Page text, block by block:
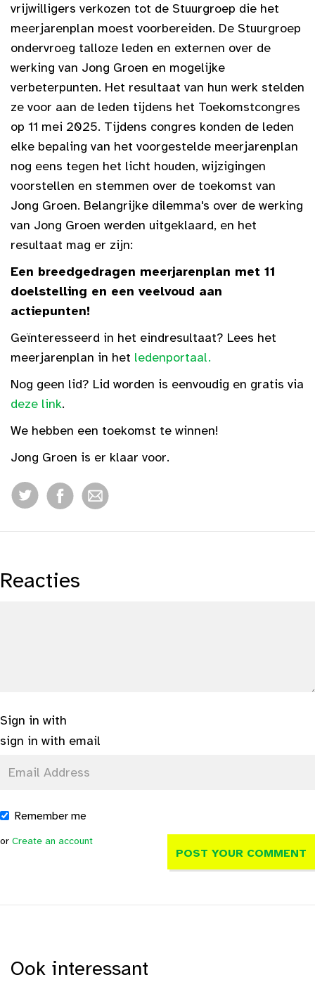
vrijwilligers verkozen tot de Stuurgroep die het
meerjarenplan moest voorbereiden. De Stuurgroep
ondervroeg talloze leden en externen over de
werking van Jong Groen en mogelijke
verbeterpunten. Het resultaat van hun werk stelden
ze voor aan de leden tijdens het Toekomstcongres
op 11 mei 2025. Tijdens congres konden de leden
elke bepaling van het voorgestelde meerjarenplan
nog eens tegen het licht houden, wijzigingen
voorstellen en stemmen over de toekomst van
Jong Groen. Belangrijke dilemma's over de werking
van Jong Groen werden uitgeklaard, en het
resultaat mag er zijn:
Een breedgedragen meerjarenplan met 11
doelstelling en een veelvoud aan
actiepunten!
Geïnteresseerd in het eindresultaat? Lees het
meerjarenplan in het ledenportaal.
Nog geen lid? Lid worden is eenvoudig en gratis via
deze link.
We hebben een toekomst te winnen!
Jong Groen is er klaar voor.
Reacties
Sign in with
sign in with email
Remember me
or Create an account
Ook interessant